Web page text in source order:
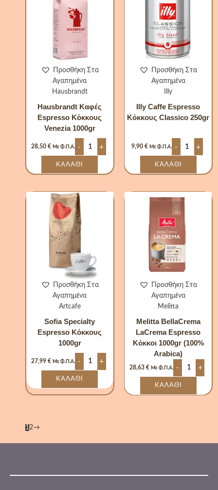
Προσθήκη Στα
Αγαπημένα
Hausbrandt
Hausbrandt Καφές
Espresso Κόκκους
Venezia 1000gr
28,50 € Με Φ.Π.Α. - +
ΚΑΛΆΘΙ
Προσθήκη Στα
Αγαπημένα
Illy
Illy Caffe Espresso
Κόκκους Classico 250gr
9,90 € Με Φ.Π.Α. - +
ΚΑΛΆΘΙ
Προσθήκη Στα
Αγαπημένα
Artcafe
Sofia Specialty
Espresso Κόκκους
1000gr
27,99 € Με Φ.Π.Α. - +
ΚΑΛΆΘΙ
Προσθήκη Στα
Αγαπημένα
Melitta
Melitta BellaCrema
LaCrema Espresso
Κόκκοι 1000gr (100%
Arabica)
28,63€ Με Φ.Π.Α. -
BellaCrema
LaCrema
1000gr
(100%
ποσότητα
+
ΚΑΛΆΘΙ
12→